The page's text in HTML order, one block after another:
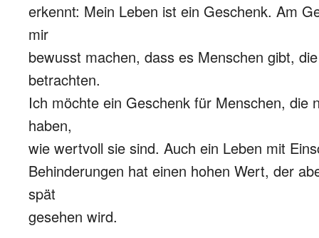
erkennt: Mein Leben ist ein Geschenk. Am
mir
bewusst machen, dass es Menschen gibt,
betrachten.
Ich möchte ein Geschenk für Menschen, die
haben,
wie wertvoll sie sind. Auch ein Leben mit
Behinderungen hat einen hohen Wert, der
spät
gesehen wird.